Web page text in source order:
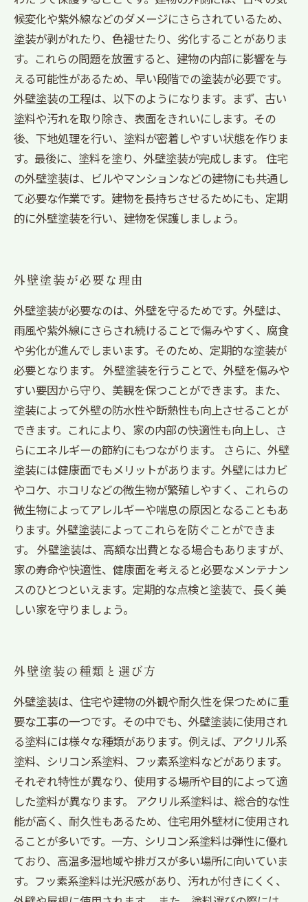
候変化や紫外線などのダメージにさらされているため、
塗装が剥がれたり、色褪せたり、劣化することがありま
す。これらの問題を放置すると、建物の内部に影響を与
える可能性があるため、早い段階での塗装が必要です。
外壁塗装の工程は、以下のようになります。まず、古い
塗料や汚れを取り除き、表面をきれいにします。その
後、下地処理を行い、塗料が密着しやすい状態を作りま
す。最後に、塗料を塗り、外壁塗装が完成します。 住宅
の外壁塗装は、ビルやマンションなどの建物にも共通し
て必要な作業です。建物を長持ちさせるためにも、定期
的に外壁塗装を行い、建物を保護しましょう。
外壁塗装が必要な理由
外壁塗装が必要なのは、外壁を守るためです。外壁は、
雨風や紫外線にさらされ続けることで傷みやすく、腐食
や劣化が進んでしまいます。そのため、定期的な塗装が
必要となります。 外壁塗装を行うことで、外壁を傷みや
すい要因から守り、美観を保つことができます。また、
塗装によって外壁の防水性や断熱性も向上させることが
できます。これにより、家の内部の快適性も向上し、さ
らにエネルギーの節約にもつながります。 さらに、外壁
塗装には健康面でもメリットがあります。外壁にはカビ
やコケ、ホコリなどの微生物が繁殖しやすく、これらの
微生物によってアレルギーや喘息の原因となることもあ
ります。外壁塗装によってこれらを防ぐことができま
す。 外壁塗装は、高額な出費となる場合もありますが、
家の寿命や快適性、健康面を考えると必要なメンテナン
スのひとつといえます。定期的な点検と塗装で、長く美
しい家を守りましょう。
外壁塗装の種類と選び方
外壁塗装は、住宅や建物の外観や耐久性を保つために重
要な工事の一つです。その中でも、外壁塗装に使用され
る塗料には様々な種類があります。例えば、アクリル系
塗料、シリコン系塗料、フッ素系塗料などがあります。
それぞれ特性が異なり、使用する場所や目的によって適
した塗料が異なります。 アクリル系塗料は、総合的な性
能が高く、耐久性もあるため、住宅用外壁材に使用され
ることが多いです。一方、シリコン系塗料は弾性に優れ
ており、高温多湿地域や排ガスが多い場所に向いていま
す。フッ素系塗料は光沢感があり、汚れが付きにくく、